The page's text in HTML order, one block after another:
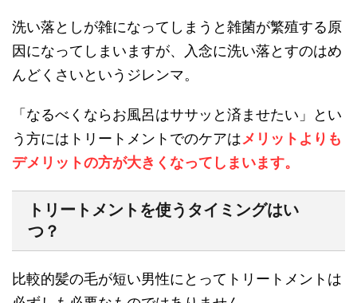
洗い落としが雑になってしまうと雑菌が繁殖する原
因になってしまいますが、入念に洗い落とすのはめ
んどくさいというジレンマ。
「なるべくならお風呂はササッと済ませたい」
とい
う方にはトリートメントでのケアはメリットよりも
デメリットの方が大きくなってしまいます。
トリートメントを使うタイミングはい
つ？
比較的髪の毛が短い男性にとってトリートメントは